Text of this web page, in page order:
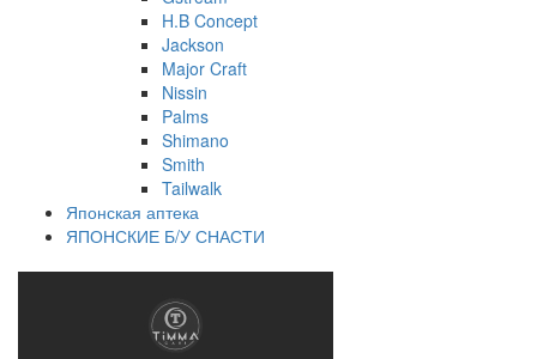
H.B Concept
Jackson
Major Craft
Nissin
Palms
Shimano
Smith
Tailwalk
Японская аптека
ЯПОНСКИЕ Б/У СНАСТИ